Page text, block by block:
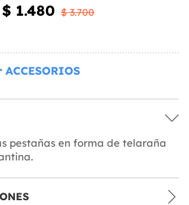
$ 1.480 $ 3.700
ACCESORIOS
pestañas en forma de telaraña